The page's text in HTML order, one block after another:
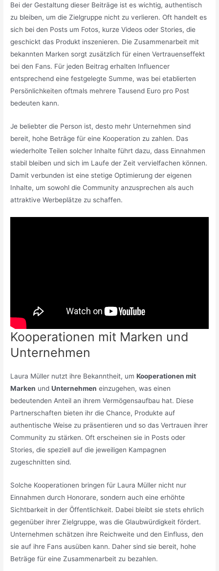
Bei der Gestaltung dieser Beiträge ist es wichtig, authentisch
zu bleiben, um die Zielgruppe nicht zu verlieren. Oft handelt es
sich bei den Posts um Fotos, kurze Videos oder Stories, die
geschickt das Produkt inszenieren. Die Zusammenarbeit mit
bekannten Marken sorgt zusätzlich für einen Vertrauenseffekt
bei den Fans. Für jeden Beitrag erhalten Influencer
entsprechend eine festgelegte Summe, was bei etablierten
Persönlichkeiten oftmals mehrere Tausend Euro pro Post
bedeuten kann.
Je beliebter die Person ist, desto mehr Unternehmen sind
bereit, hohe Beträge für eine Kooperation zu zahlen. Das
wiederholte Teilen solcher Inhalte führt dazu, dass Einnahmen
stabil bleiben und sich im Laufe der Zeit vervielfachen können.
Damit verbunden ist eine stetige Optimierung der eigenen
Inhalte, um sowohl die Community anzusprechen als auch
attraktive Werbeplätze zu schaffen.
Kooperationen mit Marken und
Unternehmen
Laura Müller nutzt ihre Bekanntheit, umKooperationen mit
Marken undUnternehmen einzugehen, was einen
bedeutenden Anteil an ihrem Vermögensaufbau hat. Diese
Partnerschaften bieten ihr die Chance, Produkte auf
authentische Weise zu präsentieren und so das Vertrauen ihrer
Community zu stärken. Oft erscheinen sie in Posts oder
Stories, die speziell auf die jeweiligen Kampagnen
zugeschnitten sind.
Solche Kooperationen bringen für Laura Müller nicht nur
Einnahmen durch Honorare, sondern auch eine erhöhte
Sichtbarkeit in der Öffentlichkeit. Dabei bleibt sie stets ehrlich
gegenüber ihrer Zielgruppe, was die Glaubwürdigkeit fördert.
Unternehmen schätzen ihre Reichweite und den Einfluss, den
sie auf ihre Fans ausüben kann. Daher sind sie bereit, hohe
Beträge für eine Zusammenarbeit zu bezahlen.